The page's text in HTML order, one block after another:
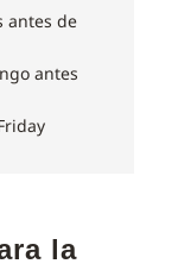
antes de
antes
la